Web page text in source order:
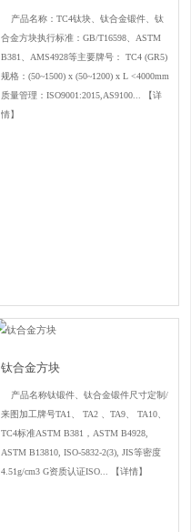
产品名称：TC4钛块、钛合金锻件、钛
合金方块执行标准：GB/T16598、ASTM
B381、AMS4928等主要牌号： TC4 (GR5)
规格：(50~1500) x (50~1200) x L <4000mm
质量管理：ISO9001:2015,AS9100...
【详
情】
钛合金方块
产品名称钛锻件、钛合金锻件尺寸定制/
来图加工牌号TA1、 TA2 、TA9、 TA10、
TC4标准ASTM B381，ASTM B4928,
ASTM B13810, ISO-5832-2(3), JIS等密度
4.51g/cm3 G资质认证ISO...
【详情】